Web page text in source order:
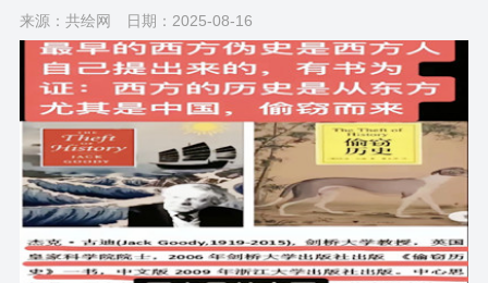
来源：共绘网 日期：2025-08-16